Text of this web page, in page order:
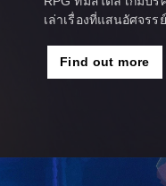
เล่าเรื่องที่แสนอัศจรรย์
Find out more